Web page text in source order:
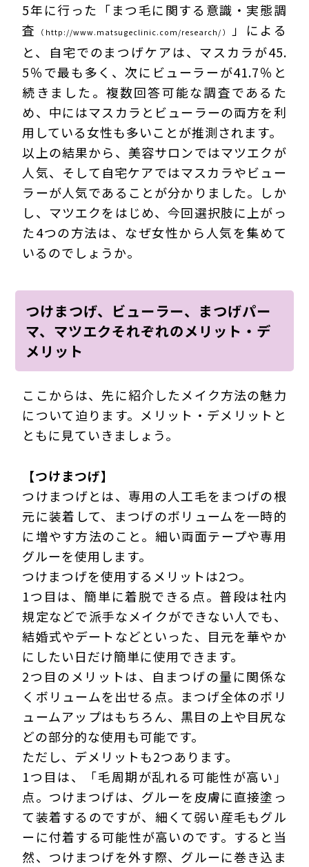
5年に行った「まつ毛に関する意識・実態調
査
（http://www.matsugeclinic.com/research/）
」による
と、自宅でのまつげケアは、マスカラが45.
5％で最も多く、次にビューラーが41.7％と
続きました。複数回答可能な調査であるた
め、中にはマスカラとビューラーの両方を利
用している女性も多いことが推測されます。
以上の結果から、美容サロンではマツエクが
人気、そして自宅ケアではマスカラやビュー
ラーが人気であることが分かりました。しか
し、マツエクをはじめ、今回選択肢に上がっ
た4つの方法は、なぜ女性から人気を集めて
いるのでしょうか。
つけまつげ、ビューラー、まつげパー
マ、マツエクそれぞれのメリット・デ
メリット
ここからは、先に紹介したメイク方法の魅力
について迫ります。メリット・デメリットと
ともに見ていきましょう。
【つけまつげ】
つけまつげとは、専用の人工毛をまつげの根
元に装着して、まつげのボリュームを一時的
に増やす方法のこと。細い両面テープや専用
グルーを使用します。
つけまつげを使用するメリットは2つ。
1つ目は、簡単に着脱できる点。普段は社内
規定などで派手なメイクができない人でも、
結婚式やデートなどといった、目元を華やか
にしたい日だけ簡単に使用できます。
2つ目のメリットは、自まつげの量に関係な
くボリュームを出せる点。まつげ全体のボリ
ュームアップはもちろん、黒目の上や目尻な
どの部分的な使用も可能です。
ただし、デメリットも2つあります。
1つ目は、「毛周期が乱れる可能性が高い」
点。つけまつげは、グルーを皮膚に直接塗っ
て装着するのですが、細くて弱い産毛もグル
ーに付着する可能性が高いのです。すると当
然、つけまつげを外す際、グルーに巻き込ま